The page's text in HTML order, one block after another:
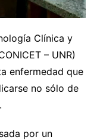
Clínica y
– UNR)
enfermedad que
no sólo de
por un